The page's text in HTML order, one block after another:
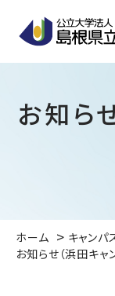
お知ら
ホーム キャンパ
お知らせ（浜田キャ